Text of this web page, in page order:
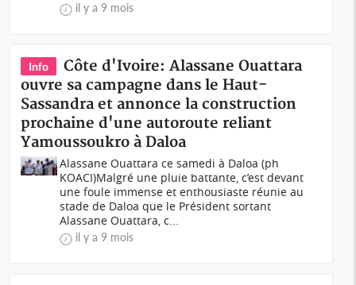
il y a 9 mois
Info
Côte d'Ivoire: Alassane Ouattara
ouvre sa campagne dans le Haut-
Sassandra et annonce la construction
prochaine d'une autoroute reliant
Yamoussoukro à Daloa
Alassane Ouattara ce samedi à Daloa (ph
KOACI)Malgré une pluie battante, c’est devant
une foule immense et enthousiaste réunie au
stade de Daloa que le Président sortant
Alassane Ouattara, c...
il y a 9 mois